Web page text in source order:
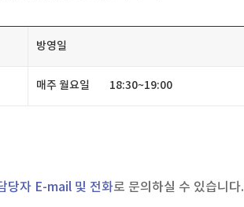
방영일
매주월요일 18:30~19:00
당자E-mail및전화로문의하실수있습니다.